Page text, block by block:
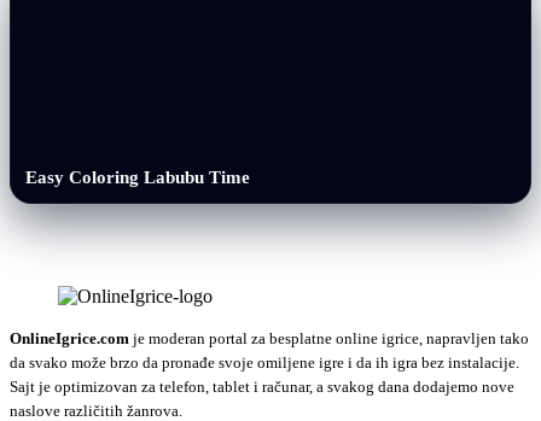
Easy Coloring Labubu Time
OnlineIgrice.com je moderan portal za besplatne online igrice, napravljen tako
da svako može brzo da pronađe svoje omiljene igre i da ih igra bez instalacije.
Sajt je optimizovan za telefon, tablet i računar, a svakog dana dodajemo nove
naslove različitih žanrova.